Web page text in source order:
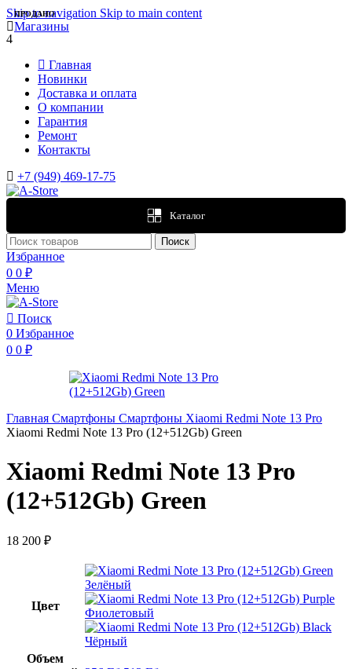
Skip to navigation Skip to main content
Магазины
4
Главная
Новинки
Доставка и оплата
О компании
Гарантия
Ремонт
Контакты
+7 (949) 469-17-75
Каталог
Поиск
Избранное
0 0 ₽
Меню
Поиск
0 Избранное
0 0 ₽
ПРОДАНО
Главная Смартфоны Смартфоны Xiaomi Redmi Note 13 Pro
Xiaomi Redmi Note 13 Pro (12+512Gb) Green
Xiaomi Redmi Note 13 Pro
(12+512Gb) Green
18 200 ₽
Цвет
Зелёный
Фиолетовый
Чёрный
Объем